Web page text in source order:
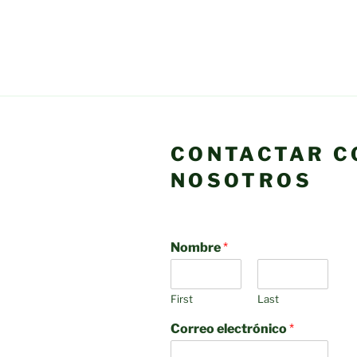
CONTACTAR
NOSOTROS
Nombre*
First Last
Correo electrónico*